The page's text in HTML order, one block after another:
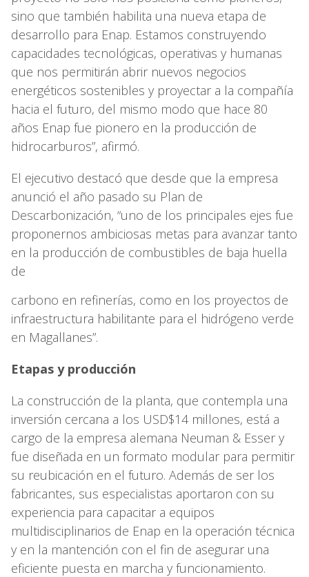
sino que también habilita una nueva etapa de
desarrollo para Enap. Estamos construyendo
capacidades tecnológicas, operativas y humanas
que nos permitirán abrir nuevos negocios
energéticos sostenibles y proyectar a la compañía
hacia el futuro, del mismo modo que hace 80
años Enap fue pionero en la producción de
hidrocarburos”, afirmó.
El ejecutivo destacó que desde que la empresa
anunció el año pasado su Plan de
Descarbonización, “uno de los principales ejes fue
proponernos ambiciosas metas para avanzar tanto
en la producción de combustibles de baja huella
de
carbono en refinerías, como en los proyectos de
infraestructura habilitante para el hidrógeno verde
en Magallanes”.
Etapas y producción
La construcción de la planta, que contempla una
inversión cercana a los USD$14 millones, está a
cargo de la empresa alemana Neuman & Esser y
fue diseñada en un formato modular para permitir
su reubicación en el futuro. Además de ser los
fabricantes, sus especialistas aportaron con su
experiencia para capacitar a equipos
multidisciplinarios de Enap en la operación técnica
y en la mantención con el fin de asegurar una
eficiente puesta en marcha y funcionamiento.